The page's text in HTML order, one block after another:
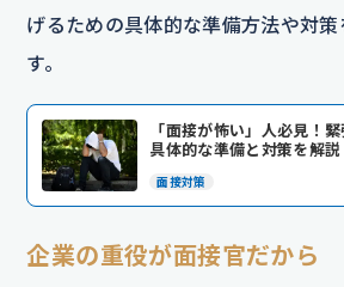
げるための具体的な準備方法や対策
す。
「面接が怖い」人必見！
具体的な準備と対策を解説
面接対策
企業の重役が面接官だから